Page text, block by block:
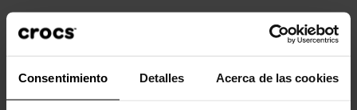
Consentimiento Detalles Acerca de las cookies
producto también han comprado: